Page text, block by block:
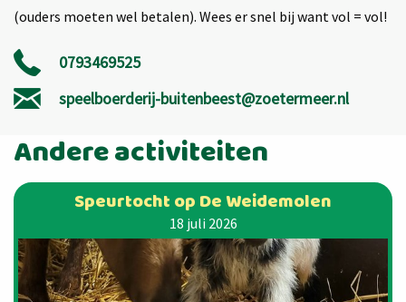
(ouders moeten wel betalen). Wees er snel bij want vol = vol!
0793469525
speelboerderij-buitenbeest@zoetermeer.nl
Andere activiteiten
Speurtocht op De Weidemolen
18 juli 2026